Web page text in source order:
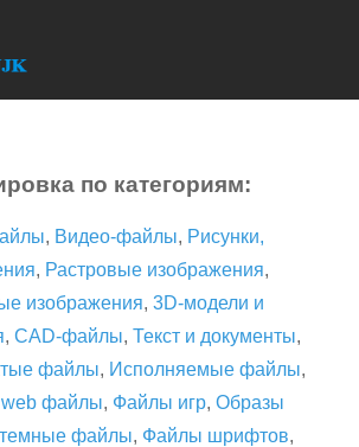
по категориям:
, Видео-файлы, Рисунки,
, Растровые изображения,
изображения, 3D-модели и
, CAD-файлы, Текст и документы,
файлы, Исполняемые файлы,
web файлы, Файлы игр, Образы
файлы, Файлы шрифтов,